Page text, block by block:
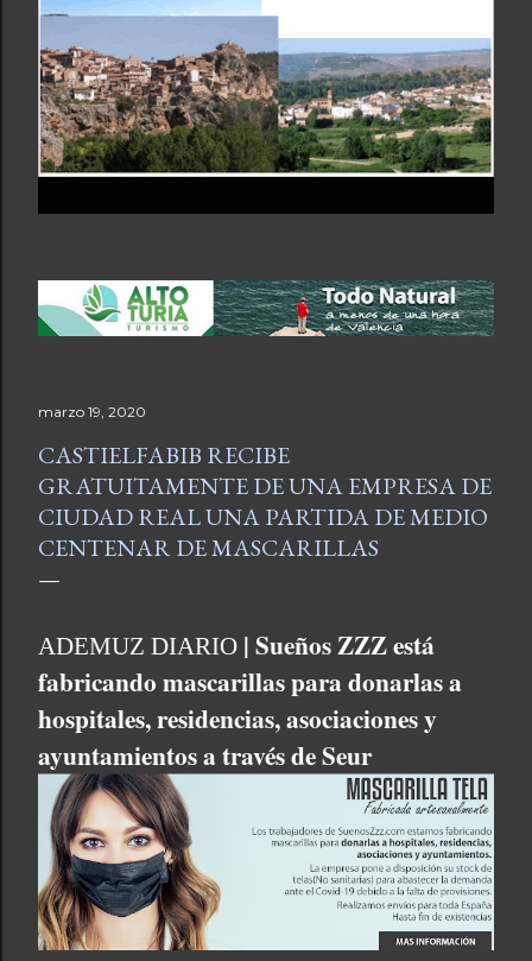
marzo 19, 2020
CASTIELFABIB RECIBE
GRATUITAMENTE DE UNA EMPRESA DE
CIUDAD REAL UNA PARTIDA DE MEDIO
CENTENAR DE MASCARILLAS
ADEMUZ DIARIO | Sueños ZZZ está
fabricando mascarillas para donarlas a
hospitales, residencias, asociaciones y
ayuntamientos a través de Seur